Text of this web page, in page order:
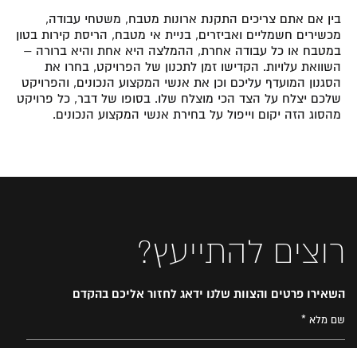
בין אם אתם צריכים התקנת ארונות מטבח, משטחי עבודה,
מכשירים חשמליים ואביזרים, בניית אי מטבח, הריסת קירות בטון
במטבח או כל עבודה אחרת, ההמלצה היא אחת והיא ברורה –
השוואת עלויות. הקדישו זמן לתכנון של הפרויקט, בחרו את
הסגנון המועדף עליכם וכן את אנשי המקצוע הנכונים, והפרויקט
שלכם יצלח על הצד הכי מוצלח שלו. בסופו של דבר, כל פרויקט
מהסוג הזה יקום וייפול על בחירת אנשי המקצוע הנכונים.
רוצים להתייעץ?
השאירו פרטים והצוות שלנו ידאג לחזור אליכם בהקדם